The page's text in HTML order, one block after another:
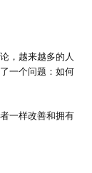
，越来越多的人
一个问题：如何
一样改善和拥有